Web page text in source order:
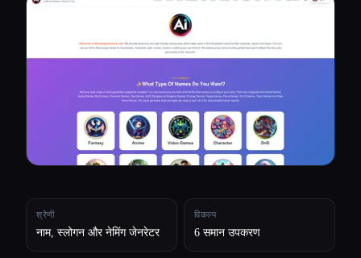
श्रेणी
नाम, स्लोगन और नेमिंग जेनरेटर
विकल्प
6 समान उपकरण